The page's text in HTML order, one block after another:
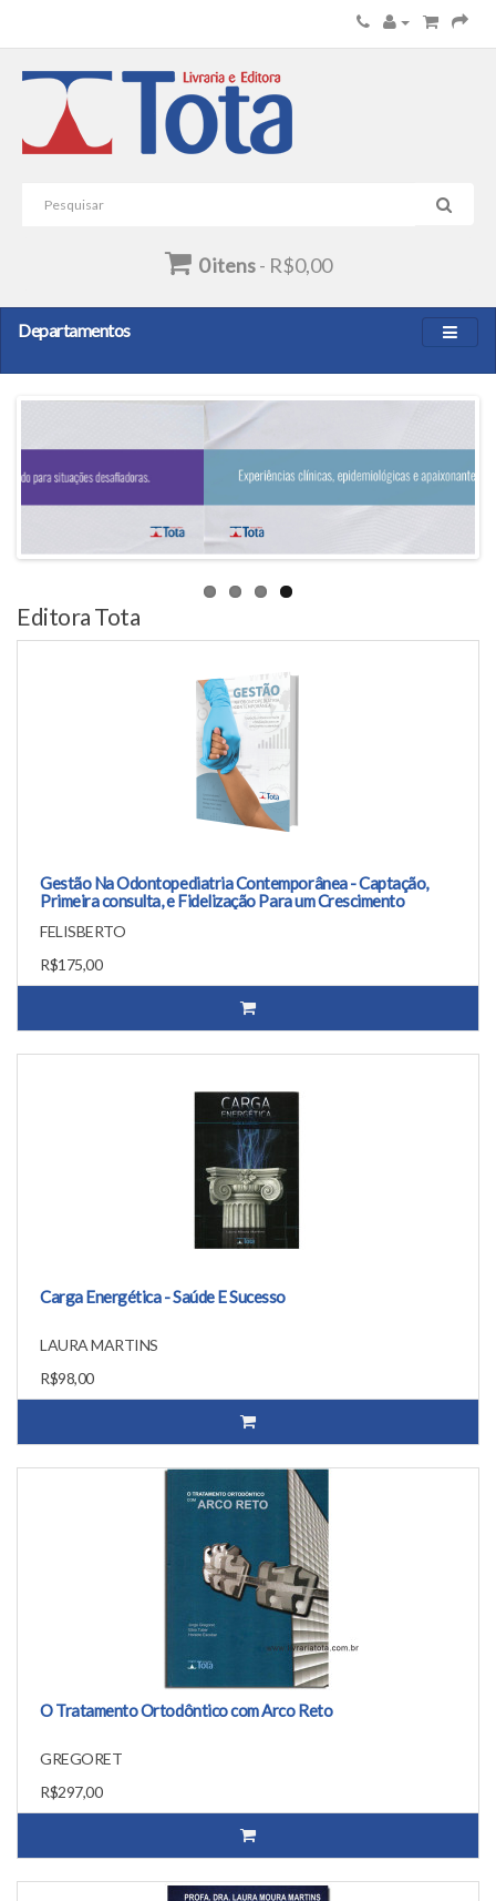
0 itens- R$0,00
Departamentos
Editora Tota
Gestão Na Odontopediatria Contemporânea - Captação,
Primeira consulta, e Fidelização Para um Crescimento
FELISBERTO
R$175,00
Carga Energética - Saúde E Sucesso
LAURA MARTINS
R$98,00
O Tratamento Ortodôntico com Arco Reto
GREGORET
R$297,00